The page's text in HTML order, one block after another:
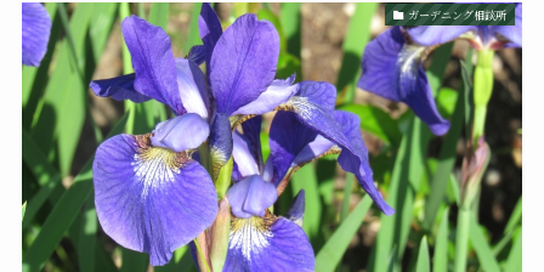
ガーデニング相談所